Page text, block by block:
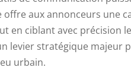
aux annonceurs une
en ciblant avec précision
levier stratégique majeur
urbain.